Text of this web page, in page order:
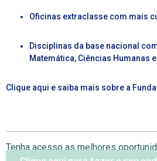
Oficinas extraclasse com mais
Disciplinas da base nacional
Matemática, Ciências Humanas
Clique aqui e saiba mais sobre a
Tenha acesso as melhores